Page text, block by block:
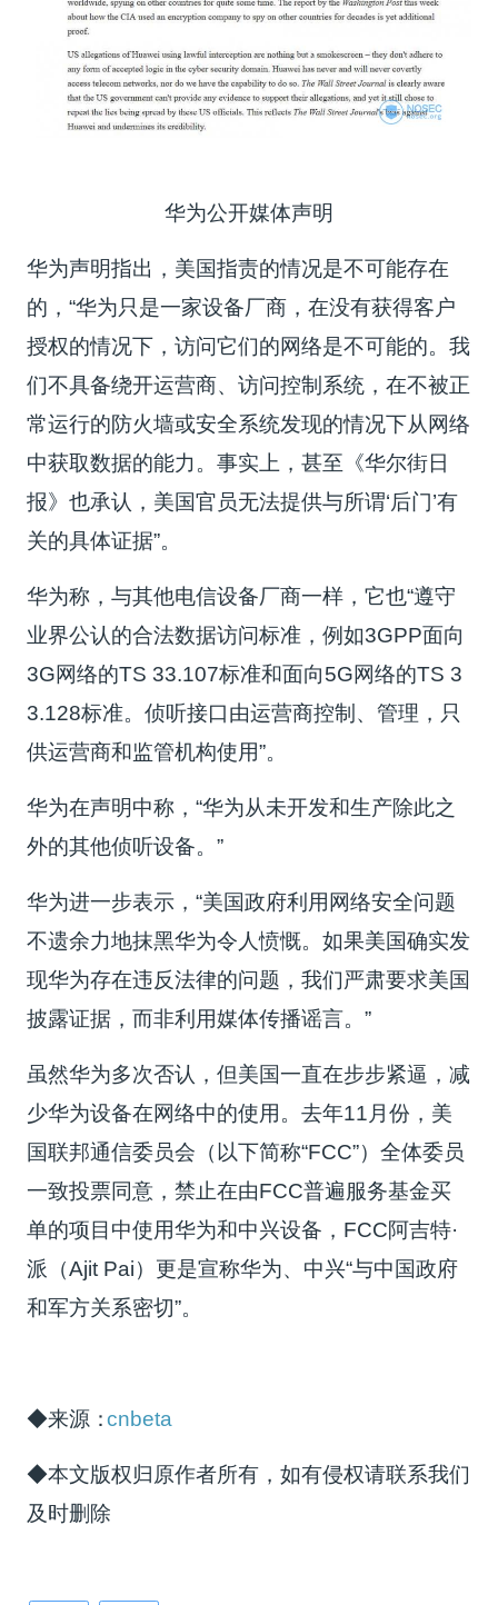
华为公开媒体声明
华为声明指出，美国指责的情况是不可能存在
的，“华为只是一家设备厂商，在没有获得客户
授权的情况下，访问它们的网络是不可能的。我
们不具备绕开运营商、访问控制系统，在不被正
常运行的防火墙或安全系统发现的情况下从网络
中获取数据的能力。事实上，甚至《华尔街日
报》也承认，美国官员无法提供与所谓‘后门’有
关的具体证据”。
华为称，与其他电信设备厂商一样，它也“遵守
业界公认的合法数据访问标准，例如3GPP面向
3G网络的TS 33.107标准和面向5G网络的TS 3
3.128标准。侦听接口由运营商控制、管理，只
供运营商和监管机构使用”。
华为在声明中称，“华为从未开发和生产除此之
外的其他侦听设备。”
华为进一步表示，“美国政府利用网络安全问题
不遗余力地抹黑华为令人愤慨。如果美国确实发
现华为存在违反法律的问题，我们严肃要求美国
披露证据，而非利用媒体传播谣言。”
虽然华为多次否认，但美国一直在步步紧逼，减
少华为设备在网络中的使用。去年11月份，美
国联邦通信委员会（以下简称“FCC”）全体委员
一致投票同意，禁止在由FCC普遍服务基金买
单的项目中使用华为和中兴设备，FCC阿吉特·
派（Ajit Pai）更是宣称华为、中兴“与中国政府
和军方关系密切”。
◆来源：cnbeta
◆本文版权归原作者所有，如有侵权请联系我们
及时删除